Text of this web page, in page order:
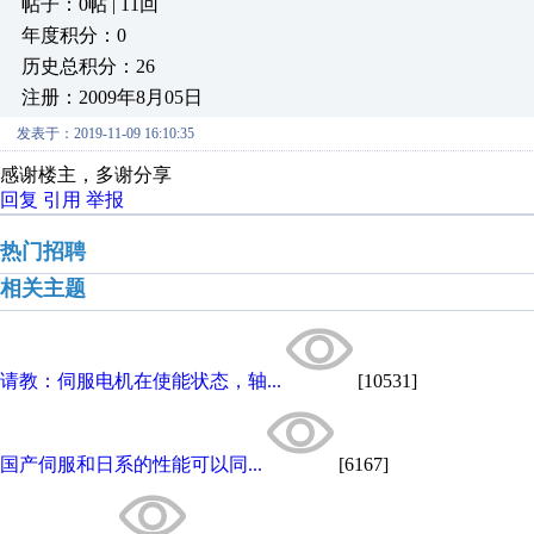
帖子：0帖 | 11回
年度积分：0
历史总积分：26
注册：2009年8月05日
发表于：2019-11-09 16:10:35
感谢楼主，多谢分享
回复 引用 举报
热门招聘
相关主题
请教：伺服电机在使能状态，轴... [10531]
国产伺服和日系的性能可以同... [6167]